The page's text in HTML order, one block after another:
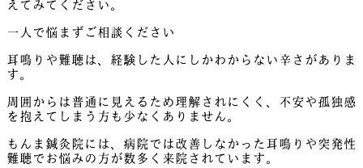
えてみてください。
一人で悩まずご相談ください
耳鳴りや難聴は、経験した人にしかわからない辛さがありま
す。
周囲からは普通に見えるため理解されにくく、不安や孤独感
を抱えてしまう方も少なくありません。
もんま鍼灸院には、病院では改善しなかった耳鳴りや突発性
難聴でお悩みの方が数多く来院されています。